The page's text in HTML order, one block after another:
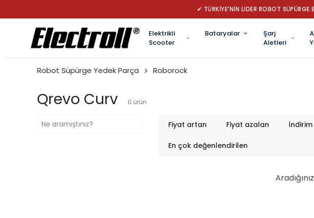
✔ TÜRKİYE’NİN LİDER ROBOT
Elektrikli
Scooter
Bataryalar
Şarj
Aletleri
Robot Süpürge Yedek Parça Roborock
Qrevo Curv 0 ürün
Fiyat artan Fiyat azalan
En çok değenlendirilen